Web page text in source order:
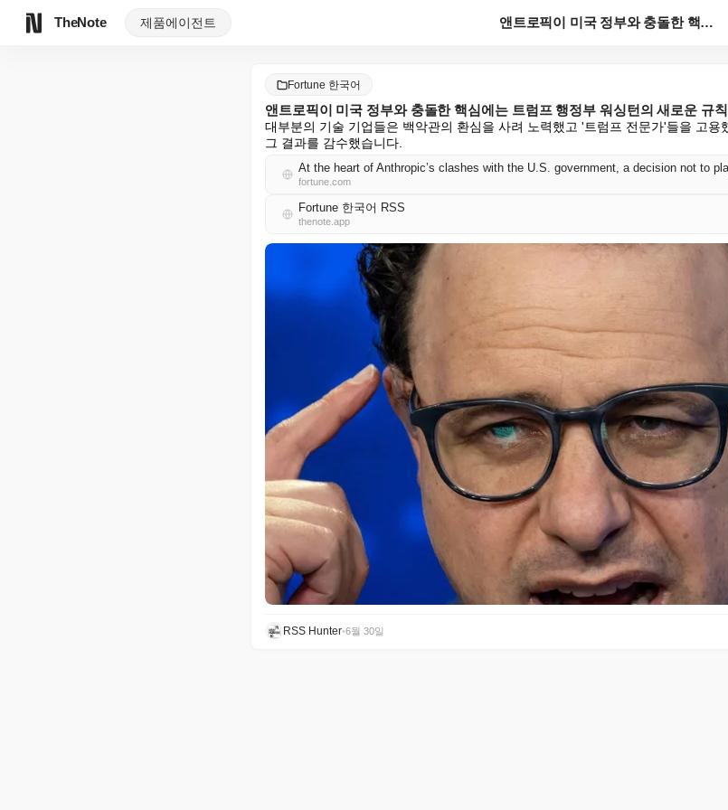
TheNote 제품에이전트 앤트로픽이 미국 정부와 충돌한 핵심에는 트럼프 행정부 ...
Fortune 한국어
앤트로픽이 미국 정부와 충돌한 핵심에는 트럼프 행정부 워싱턴의 새로운 규
대부분의 기술 기업들은 백악관의 환심을 사려 노력했고 '트럼프 전문가'들을 고용
그 결과를 감수했습니다.
fortune.com
Fortune 한국어 RSS
thenote.app
RSS Hunter•6월 30일